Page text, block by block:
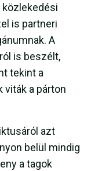
is partneri
A
is beszélt,
tekint a
viták a párton
azt
belül mindig
a tagok